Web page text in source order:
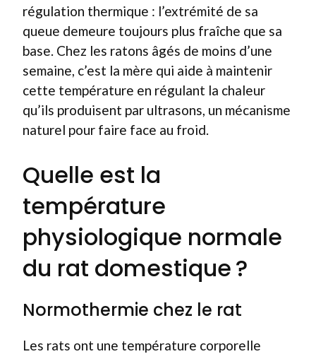
régulation thermique : l’extrémité de sa
queue demeure toujours plus fraîche que sa
base. Chez les ratons âgés de moins d’une
semaine, c’est la mère qui aide à maintenir
cette température en régulant la chaleur
qu’ils produisent par ultrasons, un mécanisme
naturel pour faire face au froid.
Quelle est la
température
physiologique normale
du rat domestique ?
Normothermie chez le rat
Les rats ont une température corporelle